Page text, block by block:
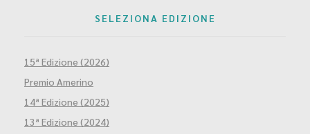
SELEZIONA EDIZIONE
15ª Edizione (2026)
Premio Amerino
14ª Edizione (2025)
13ª Edizione (2024)